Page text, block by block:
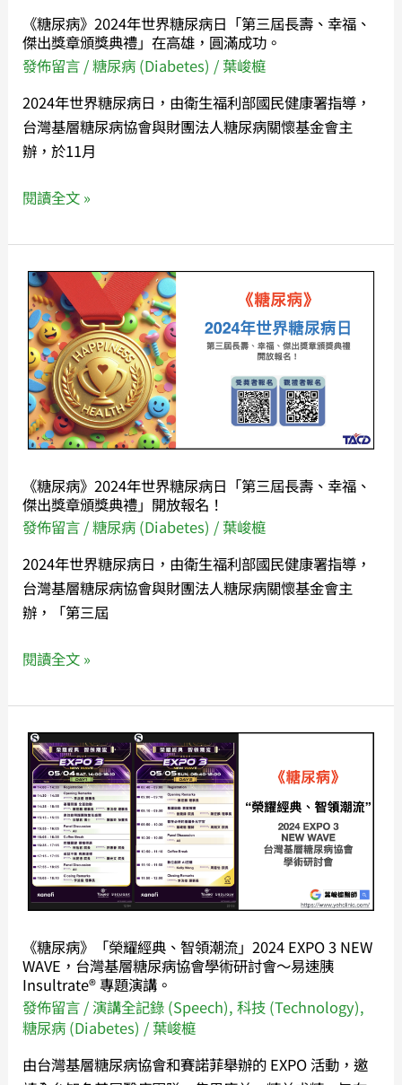
會
冬
季
《糖尿病》2024年世界糖尿病日「第三屆長壽、幸福、
傑出獎章頒獎典禮」在高雄，圓滿成功。
發佈留言 /糖尿病 (Diabetes) / 葉峻榳
2024年世界糖尿病日，由衛生福利部國民健康署指導，
台灣基層糖尿病協會與財團法人糖尿病關懷基金會主
辦，於11月
病
日
三
屆
長
幸
傑
出
獎
章
頒
獎
典
禮」
在
雄，
圓
成
功。
閱讀全文 »
《糖尿病》2024年世界糖尿病日「第三屆長壽、幸福、
傑出獎章頒獎典禮」開放報名！
發佈留言 /糖尿病 (Diabetes) / 葉峻榳
2024年世界糖尿病日，由衛生福利部國民健康署指導，
台灣基層糖尿病協會與財團法人糖尿病關懷基金會主
辦，「第三屆
《糖
尿
病》
2024
年
世
界
糖
病
日
三
屆
長
幸
傑
出
獎
章
頒
獎
典
禮」
開
報
名！
閱讀全文 »
《糖尿病》「榮耀經典、智領潮流」2024 EXPO 3 NEW
WAVE，台灣基層糖尿病協會學術研討會～易速胰
Insultrate® 專題演講。
發佈留言 /演講全記錄 (Speech),科技 (Technology),
糖尿病 (Diabetes) / 葉峻榳
由台灣基層糖尿病協會和賽諾菲舉辦的 EXPO 活動，邀
《糖
尿
病》
「榮
耀
經
典、
智
潮
流」
2024
EXPO
3
NEW